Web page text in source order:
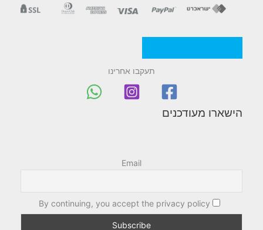
תעקבו אחרינו
הישארו מעודכנים
Email
By continuing, you accept the privacy policy